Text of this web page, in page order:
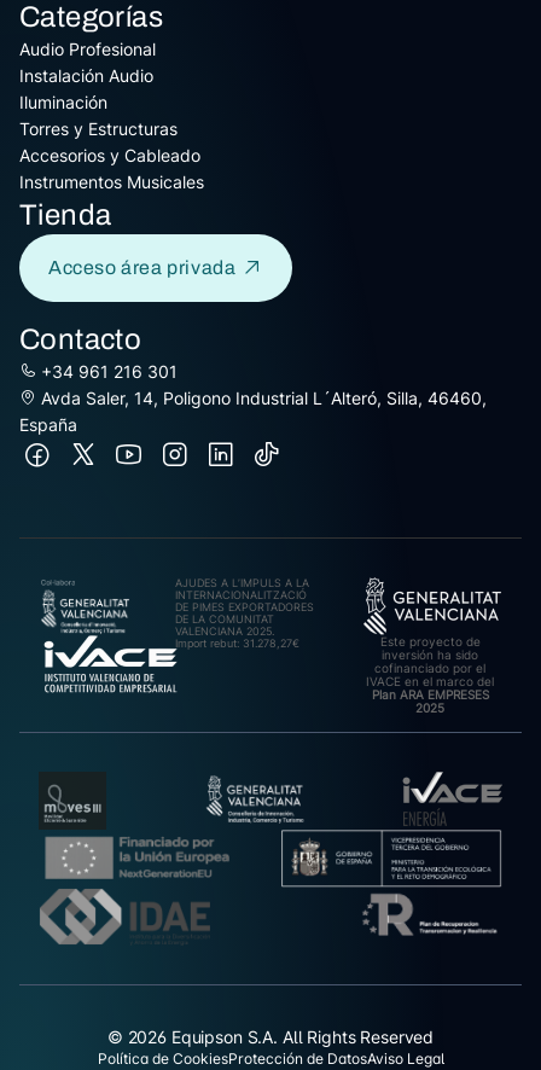
Categorías
Audio Profesional
Instalación Audio
Iluminación
Torres y Estructuras
Accesorios y Cableado
Instrumentos Musicales
Tienda
Acceso área privada
Contacto
+34 961 216 301
Avda Saler, 14, Poligono Industrial L´Alteró, Silla, 46460,
España
AJUDES A L’IMPULS A LA
INTERNACIONALITZACIÓ
DE PIMES EXPORTADORES
DE LA COMUNITAT
VALENCIANA 2025.
Import rebut: 31.278,27€
Este proyecto de
inversión ha sido
cofinanciado por el
IVACE en el marco del
Plan ARA EMPRESES
2025
© 2026 Equipson S.A. All Rights Reserved
Política de CookiesProtección de DatosAviso Legal